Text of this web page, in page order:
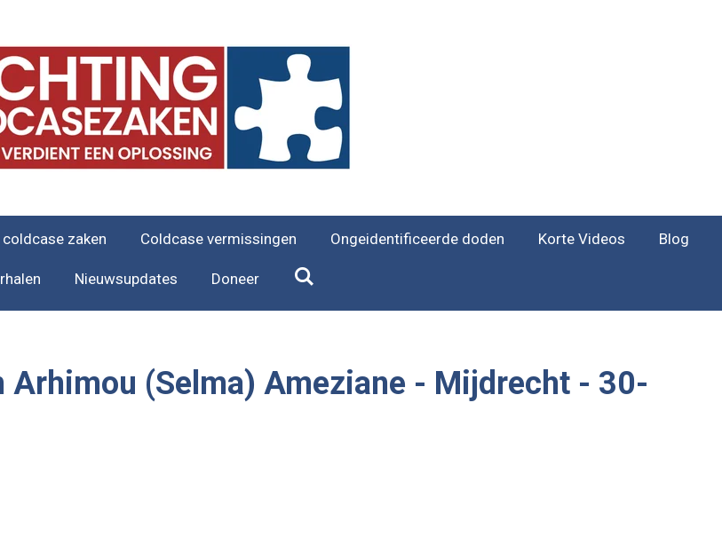
zaken Coldcase vermissingen Ongeidentificeerde doden Korte Videos Blog
Nieuwsupdates Doneer
Arhimou (Selma) Ameziane - Mijdrecht - 30-